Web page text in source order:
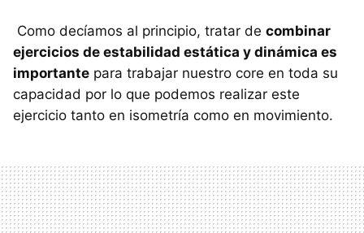
Como decíamos al principio, tratar de combinar
ejercicios de estabilidad estática y dinámica es
importante para trabajar nuestro core en toda su
capacidad por lo que podemos realizar este
ejercicio tanto en isometría como en movimiento.